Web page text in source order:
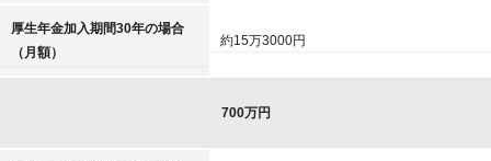
厚生年金加入期間30年の場合
（月額）
約15万3000円
700万円